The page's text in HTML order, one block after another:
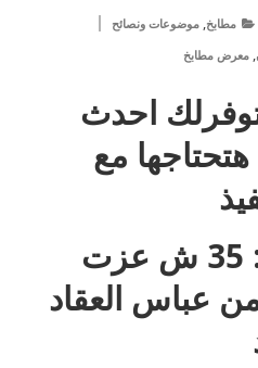
مطابخ, موضوعات ونصائح
, معرض مطابخ
احدث
مع
فرع مدينة نصر : 35 ش عزت
عباس العقاد